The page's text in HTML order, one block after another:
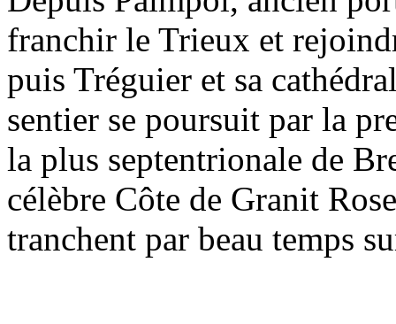
franchir le Trieux et
puis Tréguier et sa
sentier se poursuit par la
la plus septentrionale de
célèbre Côte de Granit
tranchent par beau temps